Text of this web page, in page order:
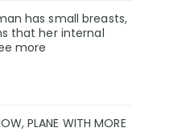
has small breasts,
that her internal
more
PLANE WITH MORE